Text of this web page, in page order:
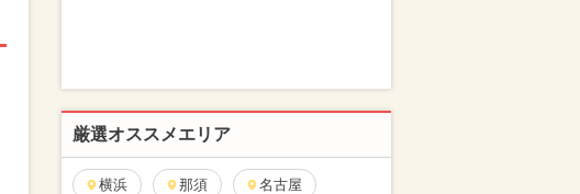
厳選オススメエリア
横浜 那須 名古屋